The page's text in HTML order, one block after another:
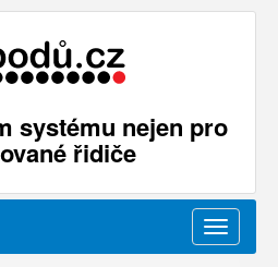
systému nejen pro
řidiče
Menu